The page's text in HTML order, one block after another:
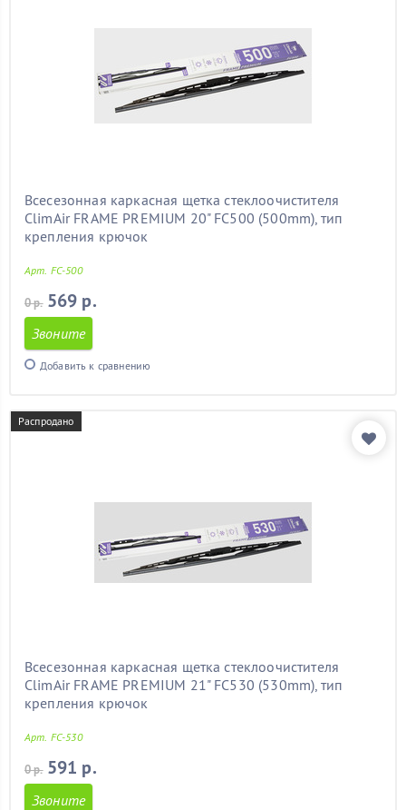
Всесезонная каркасная щетка стеклоочистителя
ClimAir FRAME PREMIUM 20" FC500 (500mm), тип
крепления крючок
Арт. FC-500
0 р. 569 р.
Звоните
Добавить к сравнению
Распродано
Всесезонная каркасная щетка стеклоочистителя
ClimAir FRAME PREMIUM 21" FC530 (530mm), тип
крепления крючок
Арт. FC-530
0 р. 591 р.
Звоните